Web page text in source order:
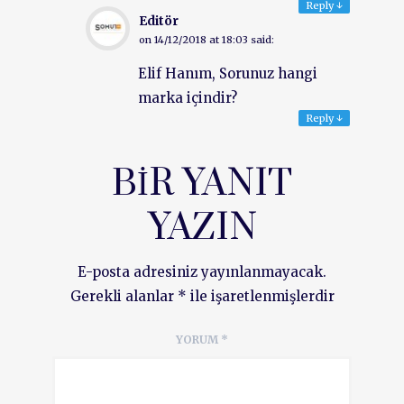
Reply↓
Editör
on 14/12/2018 at 18:03 said:
Elif Hanım, Sorunuz hangi
marka içindir?
Reply↓
BIR YANIT
YAZIN
E-posta adresiniz yayınlanmayacak.
Gerekli alanlar * ile işaretlenmişlerdir
YORUM *